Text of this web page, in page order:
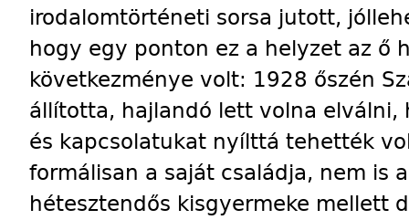
irodalomtörténeti sorsa jutott,
hogy egy ponton ez a helyzet az ő
következménye volt: 1928 őszén
állította, hajlandó lett volna elválni,
és kapcsolatukat nyílttá tehették
formálisan a saját családja, nem is
hétesztendős kisgyermeke mellett